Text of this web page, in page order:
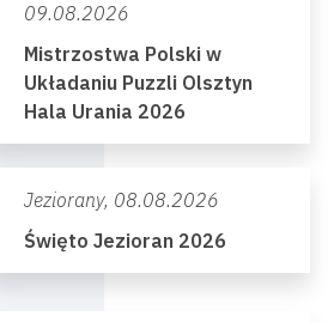
09.08.2026
Mistrzostwa Polski w
Układaniu Puzzli Olsztyn
Hala Urania 2026
Jeziorany, 08.08.2026
Święto Jezioran 2026